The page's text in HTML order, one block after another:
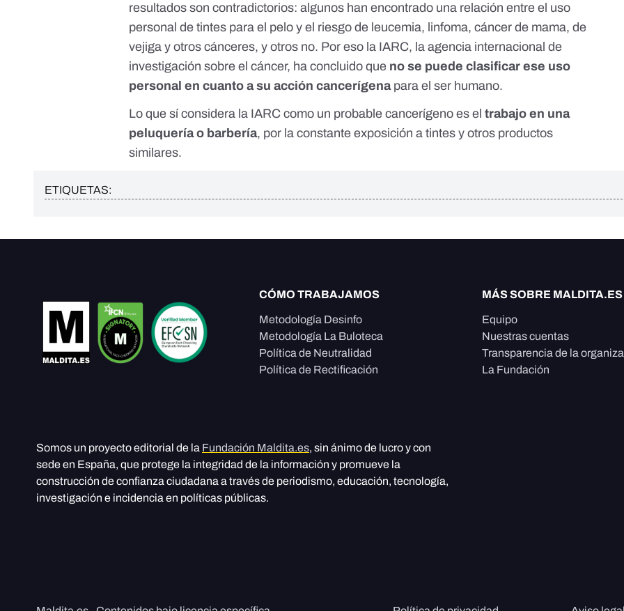
resultados son contradictorios: algunos han encontrado una relación entre el uso
personal de tintes para el pelo y el riesgo de leucemia, linfoma, cáncer de mama, de
vejiga y otros cánceres, y otros no. Por eso la IARC, la agencia internacional de
investigación sobre el cáncer, ha concluido que no se puede clasificar ese uso
personal en cuanto a su acción cancerígenapara el ser humano.
Lo que sí considera la IARC como un probable cancerígeno es eltrabajo en una
peluquería o barbería, por la constante exposición a tintes y otros productos
similares.
ETIQUETAS:
CÓMO TRABAJAMOS
Metodología Desinfo
Metodología La Buloteca
Política de Neutralidad
Política de Rectificación
MÁS SOBRE MALDITA.ES
Equipo
Nuestras cuentas
Transparencia de la
La Fundación
Somos un proyecto editorial de la Fundación Maldita.es, sin ánimo de lucro y con
sede en España, que protege la integridad de la información y promueve la
construcción de confianza ciudadana a través de periodismo, educación, tecnología,
investigación e incidencia en políticas públicas.